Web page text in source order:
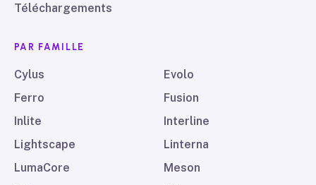
Téléchargements
PAR FAMILLE
Cylus
Evolo
Ferro
Fusion
Inlite
Interline
Lightscape
Linterna
LumaCore
Meson